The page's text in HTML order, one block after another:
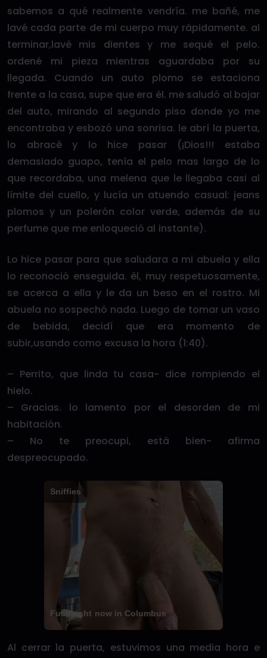
sabemos a qué realmente vendría. me bañé, me
lavé cada parte de mi cuerpo muy rápidamente. al
terminar,lavé mis dientes y me sequé el pelo.
ordené mi pieza mientras aguardaba por su
llegada. Cuando un auto plomo se estaciona
frente a la casa, supe que era él. me saludó al bajar
del auto, mirando al segundo piso donde yo me
encontraba y esbozó una sonrisa. le abrí la puerta,
lo abracé y lo hice pasar (¡Dios!!! estaba
demasiado guapo, tenía el pelo mas largo de lo
que recordaba, una melena que le llegaba casi al
límite del cuello, y lucía un atuendo casual: jeans
plomos y un polerón color verde, además de su
perfume que me enloqueció al instante).
Lo hice pasar para que saludara a mi abuela y ella
lo reconoció enseguida. él, muy respetuosamente,
se acerca a ella y le da un beso en el rostro. Mi
abuela no sospechó nada. Luego de tomar un vaso
de bebida, decidí que era momento de
subir,usando como excusa la hora (1:40).
– Perrito, que linda tu casa- dice rompiendo el
hielo.
– Gracias. lo lamento por el desorden de mi
habitación.
– No te preocupi, está bien- afirma
despreocupado.
Fuck right now in Columbus
Sniffies
Al cerrar la puerta, estuvimos una media hora e